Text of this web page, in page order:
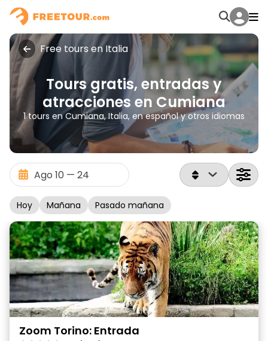
Free tours en Italia
Tours gratis, entradas y
atracciones en Cumiana
1 tours en Cumiana, Italia, en español y otros idiomas
Hoy Mañana Pasado mañana
Zoom Torino: Entrada